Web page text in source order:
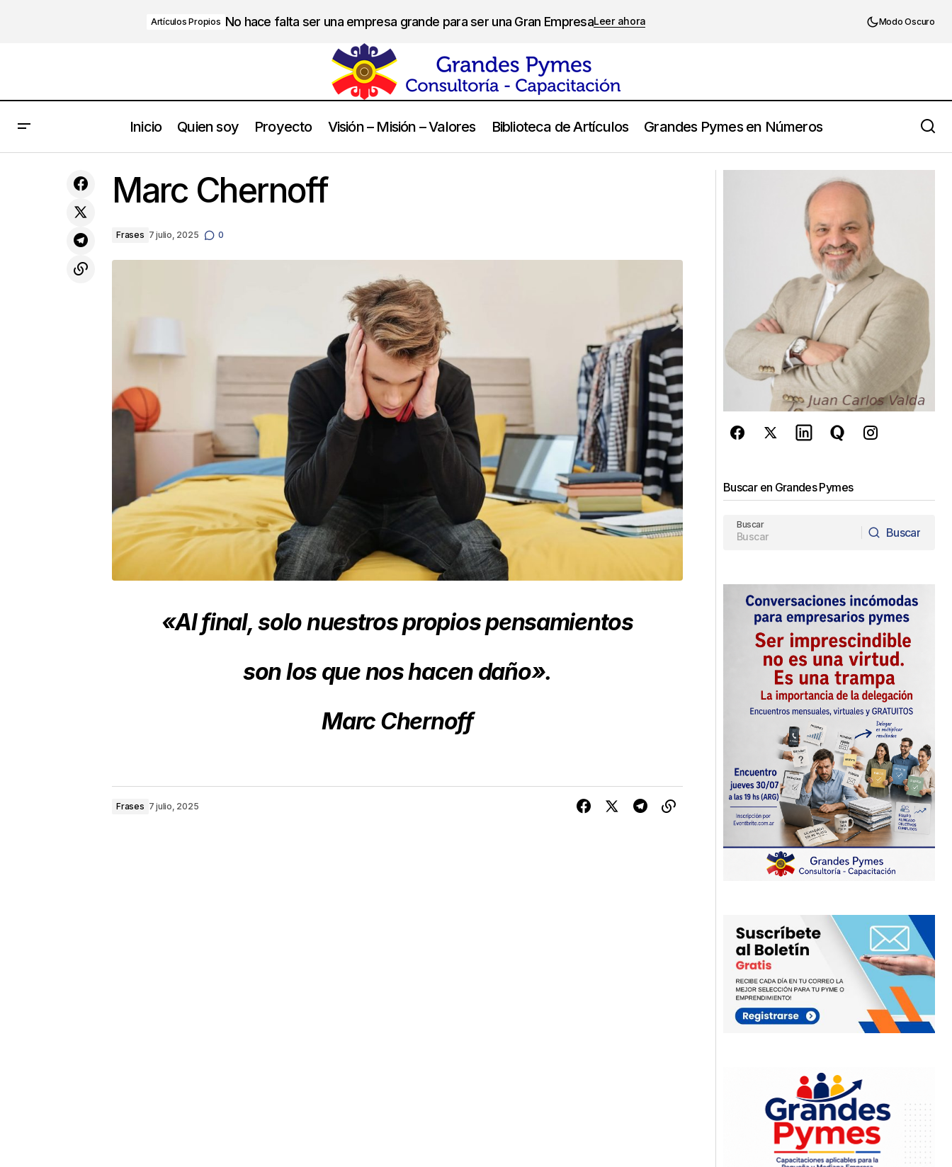
Artículos Propios No hace falta ser una empresa grande para ser una Gran EmpresaLeer ahora Modo Oscuro
Inicio Quien soy Proyecto Visión – Misión – Valores Biblioteca de Artículos Grandes Pymes en Números
crecer (si las aceptas)Marc Chernoff
Frases 7 julio, 2025 0
«Al final, solo nuestros propiospensamientos
son los que nos hacen daño».
Marc Chernoff
Frases 7 julio, 2025
Buscar en Grandes Pymes
Buscar
Buscar